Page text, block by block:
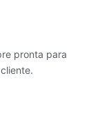
pronta para